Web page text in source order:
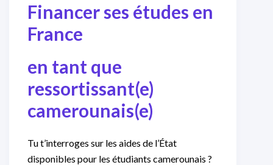
Financer ses études en
France
en tant que
ressortissant(e)
camerounais(e)
Tu t’interroges sur les aides de l’État
disponibles pour les étudiants camerounais ?